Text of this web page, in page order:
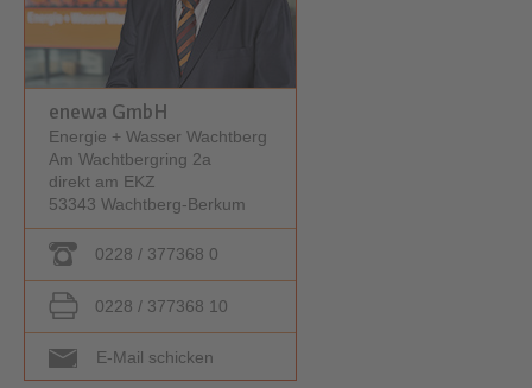
enewa GmbH
Energie + Wasser Wachtberg
Am Wachtbergring 2a
direkt am EKZ
53343 Wachtberg-Berkum
0228 / 377368 0
0228 / 377368 10
E-Mail schicken